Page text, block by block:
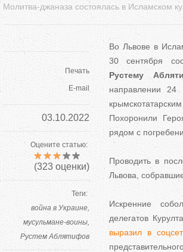
Молитва-джаназа состоялась в Исламском
Печать
E-mail
03.10.2022
Оцените статью:
(323 оценки)
Теги:
война в Украине
мусульмане-воины
Рустем Аблятифов
Во Львове в
30 сентября
Рустему
направлении
Похоронили
рядом с
Проводить в
Львова,
Искренние
делегатов
выразил в